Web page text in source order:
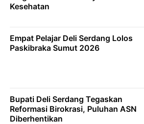
Kesehatan
Empat Pelajar Deli Serdang Lolos
Paskibraka Sumut 2026
Bupati Deli Serdang Tegaskan
Reformasi Birokrasi, Puluhan ASN
Diberhentikan